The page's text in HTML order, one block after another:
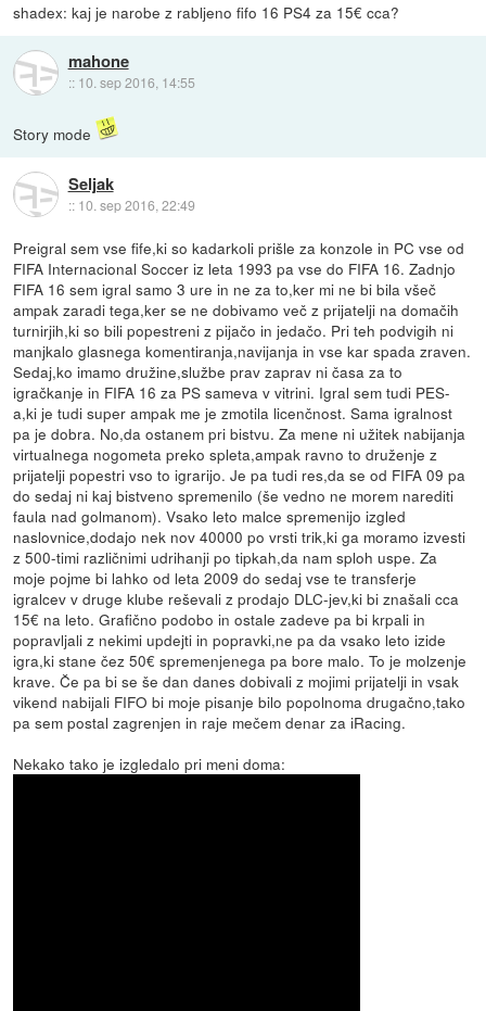
shadex: kaj je narobe z rabljeno fifo 16 PS4 za 15€ cca?
mahone
:: 10. sep 2016, 14:55
Story mode
Seljak
:: 10. sep 2016, 22:49
Preigral sem vse fife,ki so kadarkoli prišle za konzole in PC vse od
FIFA Internacional Soccer iz leta 1993 pa vse do FIFA 16. Zadnjo
FIFA 16 sem igral samo 3 ure in ne za to,ker mi ne bi bila všeč
ampak zaradi tega,ker se ne dobivamo več z prijatelji na domačih
turnirjih,ki so bili popestreni z pijačo in jedačo. Pri teh podvigih ni
manjkalo glasnega komentiranja,navijanja in vse kar spada zraven.
Sedaj,ko imamo družine,službe prav zaprav ni časa za to
igračkanje in FIFA 16 za PS sameva v vitrini. Igral sem tudi PES-
a,ki je tudi super ampak me je zmotila licenčnost. Sama igralnost
pa je dobra. No,da ostanem pri bistvu. Za mene ni užitek nabijanja
virtualnega nogometa preko spleta,ampak ravno to druženje z
prijatelji popestri vso to igrarijo. Je pa tudi res,da se od FIFA 09 pa
do sedaj ni kaj bistveno spremenilo (še vedno ne morem narediti
faula nad golmanom). Vsako leto malce spremenijo izgled
naslovnice,dodajo nek nov 40000 po vrsti trik,ki ga moramo izvesti
z 500-timi različnimi udrihanji po tipkah,da nam sploh uspe. Za
moje pojme bi lahko od leta 2009 do sedaj vse te transferje
igralcev v druge klube reševali z prodajo DLC-jev,ki bi znašali cca
15€ na leto. Grafično podobo in ostale zadeve pa bi krpali in
popravljali z nekimi updejti in popravki,ne pa da vsako leto izide
igra,ki stane čez 50€ spremenjenega pa bore malo. To je molzenje
krave. Če pa bi se še dan danes dobivali z mojimi prijatelji in vsak
vikend nabijali FIFO bi moje pisanje bilo popolnoma drugačno,tako
pa sem postal zagrenjen in raje mečem denar za iRacing.
Nekako tako je izgledalo pri meni doma: